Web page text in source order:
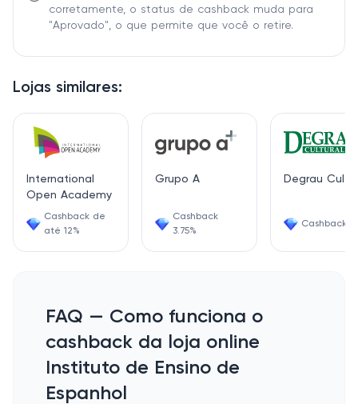
Lojas similares:
International
Open Academy
Cashback de
até 12%
Grupo A
Cashback
3.75%
Degrau
Cashback
corretamente, o status de cashback muda para
"Aprovado", o que permite que você o retire.
FAQ — Como funciona o
cashback da loja online
Instituto de Ensino de
Espanhol